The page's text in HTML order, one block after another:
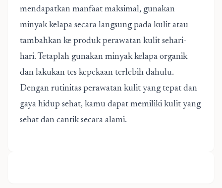
mendapatkan manfaat maksimal, gunakan
minyak kelapa secara langsung pada kulit atau
tambahkan ke produk perawatan kulit sehari-
hari. Tetaplah gunakan minyak kelapa organik
dan lakukan tes kepekaan terlebih dahulu.
Dengan rutinitas perawatan kulit yang tepat dan
gaya hidup sehat, kamu dapat memiliki kulit yang
sehat dan cantik secara alami.